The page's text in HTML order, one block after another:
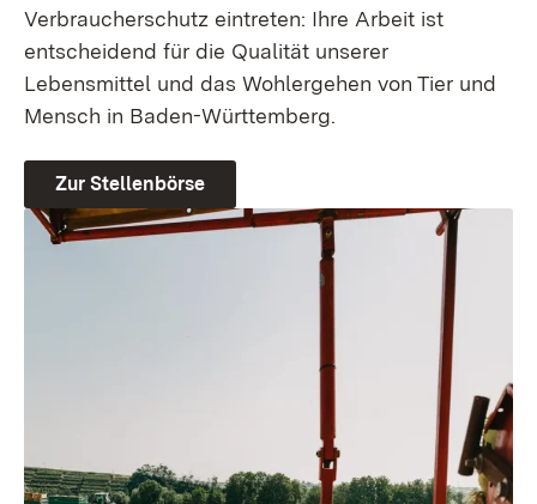
Verbraucherschutz eintreten: Ihre Arbeit ist
entscheidend für die Qualität unserer
Lebensmittel und das Wohlergehen von Tier und
Mensch in Baden-Württemberg.
Zur Stellenbörse